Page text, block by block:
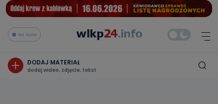
Na żywo
DODAJ MATERIAŁ
dodaj wideo, zdjęcie, tekst